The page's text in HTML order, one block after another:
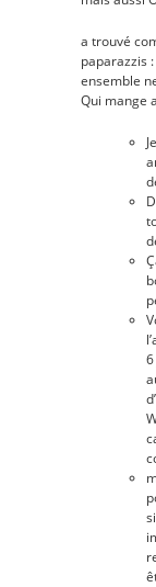
a trouvé
paparazzis
ensemble
Qui mange